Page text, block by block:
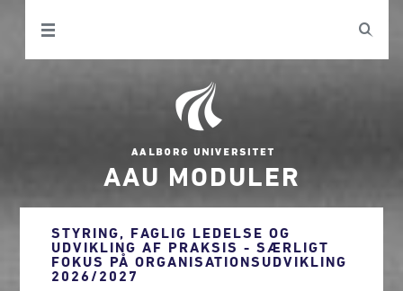
AAU MODULER
STYRING, FAGLIG LEDELSE OG
UDVIKLING AF PRAKSIS - SÆRLIGT
FOKUS PÅ ORGANISATIONSUDVIKLING
2026/2027